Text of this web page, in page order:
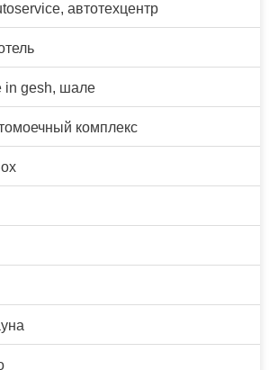
автотехцентр
in gesh, шале
комплекс